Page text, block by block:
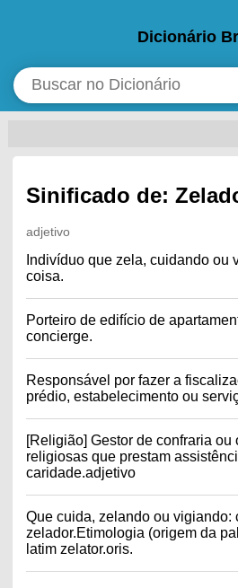
Dicionário
Sinificado de:
adjetivo
Indivíduo que zela, cuidando ou
coisa.
Porteiro de edifício de
concierge.
Responsável por fazer a
prédio, estabelecimento ou
[Religião] Gestor de confraria ou
religiosas que prestam
caridade.adjetivo
Que cuida, zelando ou vigiando:
zelador.Etimologia (origem da
latim zelator.oris.